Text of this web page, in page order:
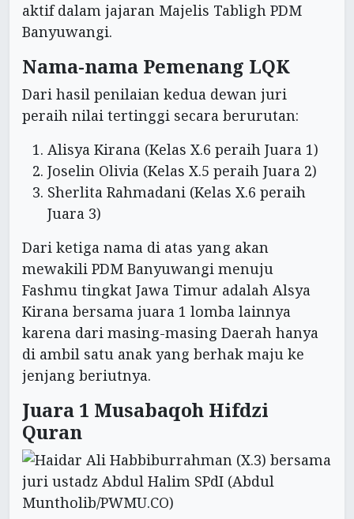
aktif dalam jajaran Majelis Tabligh PDM
Banyuwangi.
Nama-nama Pemenang LQK
Dari hasil penilaian kedua dewan juri
peraih nilai tertinggi secara berurutan:
Alisya Kirana (Kelas X.6 peraih Juara 1)
Joselin Olivia (Kelas X.5 peraih Juara 2)
Sherlita Rahmadani (Kelas X.6 peraih
Juara 3)
Dari ketiga nama di atas yang akan
mewakili PDM Banyuwangi menuju
Fashmu tingkat Jawa Timur adalah Alsya
Kirana bersama juara 1 lomba lainnya
karena dari masing-masing Daerah hanya
di ambil satu anak yang berhak maju ke
jenjang beriutnya.
Juara 1 Musabaqoh Hifdzi
Quran